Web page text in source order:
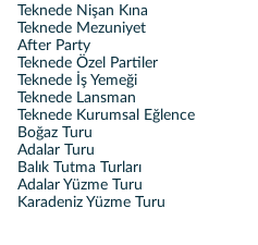
Teknede Nişan Kına
Teknede Mezuniyet
After Party
Teknede Özel Partiler
Teknede İş Yemeği
Teknede Lansman
Teknede Kurumsal Eğlence
Boğaz Turu
Adalar Turu
Balık Tutma Turları
Adalar Yüzme Turu
Karadeniz Yüzme Turu